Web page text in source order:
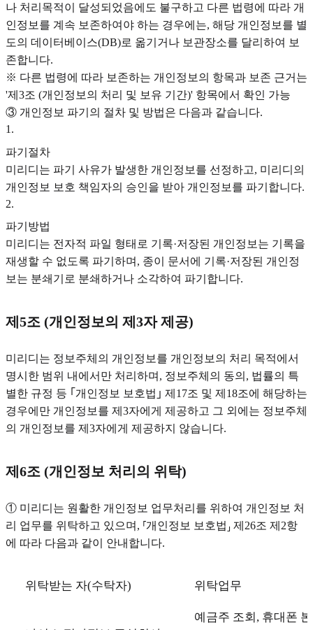
나 처리목적이 달성되었음에도 불구하고 다른 법령에 따라 개
인정보를 계속 보존하여야 하는 경우에는, 해당 개인정보를 별
도의 데이터베이스(DB)로 옮기거나 보관장소를 달리하여 보
존합니다.
※ 다른 법령에 따라 보존하는 개인정보의 항목과 보존 근거는
'제3조 (개인정보의 처리 및 보유 기간)' 항목에서 확인 가능
③ 개인정보 파기의 절차 및 방법은 다음과 같습니다.
1 .
파기절차
미리디는 파기 사유가 발생한 개인정보를 선정하고, 미리디의
개인정보 보호 책임자의 승인을 받아 개인정보를 파기합니다.
2.
파기방법
미리디는 전자적 파일 형태로 기록·저장된 개인정보는 기록을
재생할 수 없도록 파기하며, 종이 문서에 기록·저장된 개인정
보는 분쇄기로 분쇄하거나 소각하여 파기합니다.
제5조 (개인정보의 제3자 제공)
미리디는 정보주체의 개인정보를 개인정보의 처리 목적에서
명시한 범위 내에서만 처리하며, 정보주체의 동의, 법률의 특
별한 규정 등 ｢개인정보 보호법｣ 제17조 및 제18조에 해당하는
경우에만 개인정보를 제3자에게 제공하고 그 외에는 정보주체
의 개인정보를 제3자에게 제공하지 않습니다.
제6조 (개인정보 처리의 위탁)
① 미리디는 원활한 개인정보 업무처리를 위하여 개인정보 처
리 업무를 위탁하고 있으며, ⸢개인정보 보호법⸥ 제26조 제2항
에 따라 다음과 같이 안내합니다.
위탁받는 자(수탁자) 위탁업무
예금주 조회, 휴대폰